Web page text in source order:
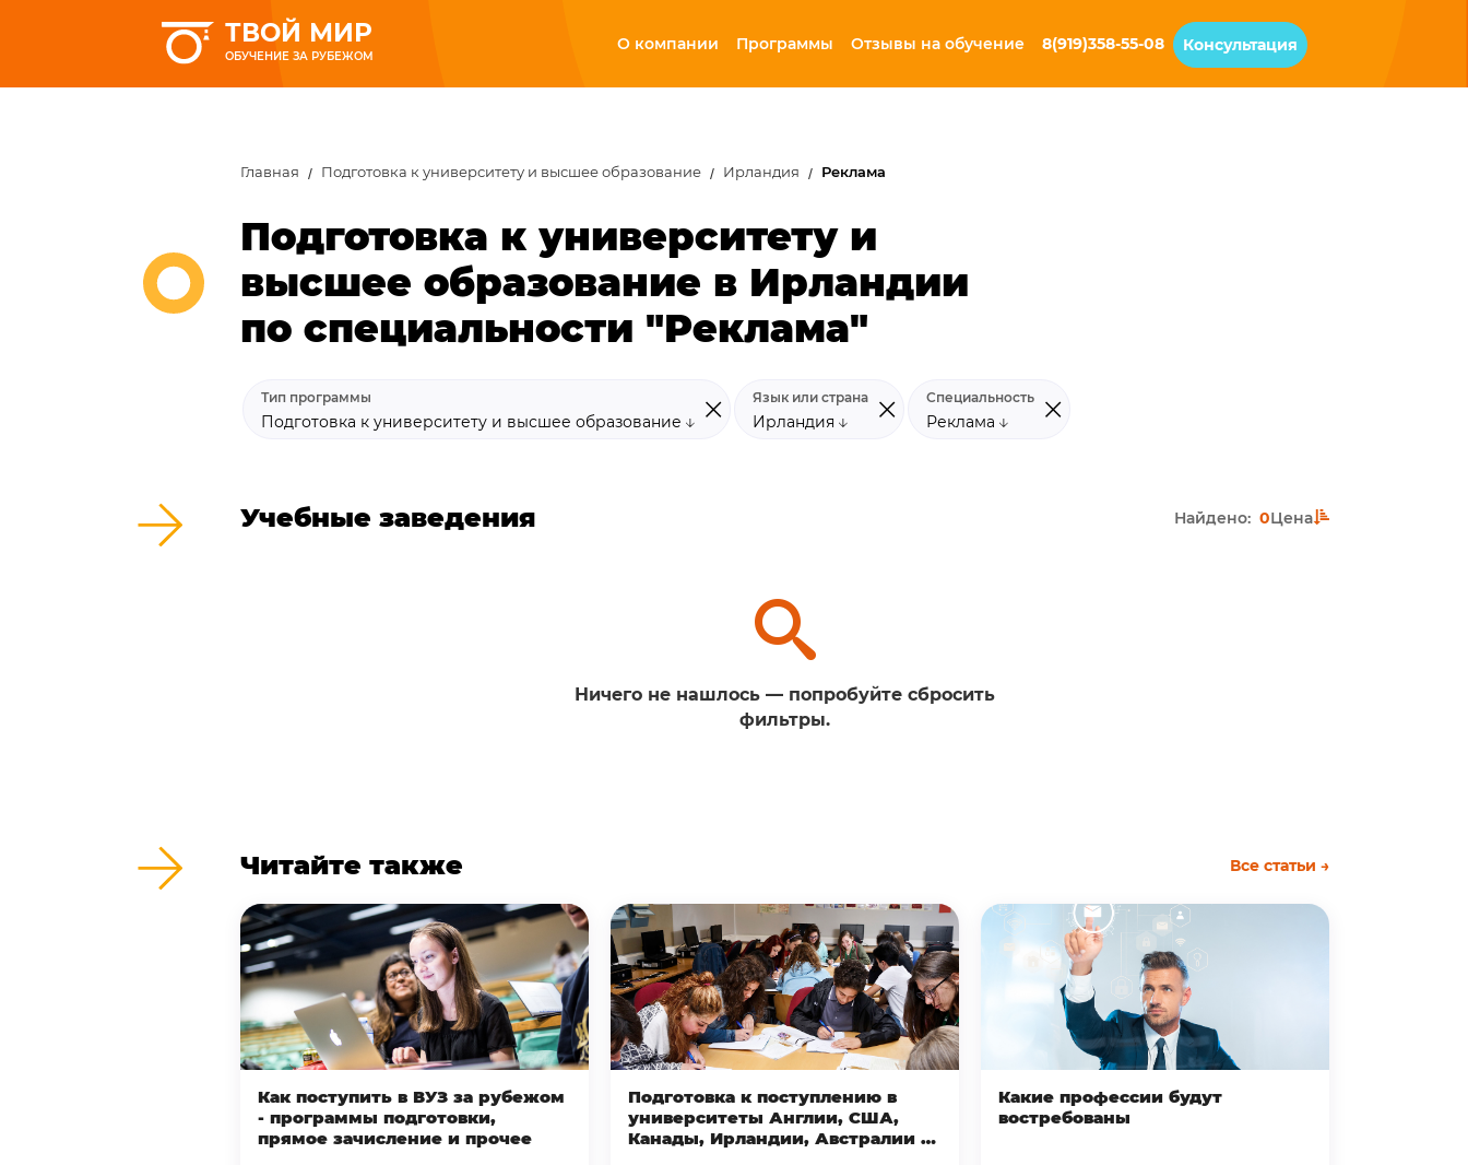
ТВОЙ МИР
ОБУЧЕНИЕ ЗА РУБЕЖОМ
О компании Программы Отзывы на обучение 8(919)358-55-08 Консультация
Главная Подготовка к университету и высшее образование Ирландия Реклама
Подготовка к университету и
высшее образование в Ирландии
по специальности "Реклама"
Тип программы
Подготовка к университету и высшее образование
Язык или страна
Ирландия
Специальность
Реклама
Учебные заведения Найдено: 0Цена
Ничего не нашлось — попробуйте сбросить
фильтры.
Читайте также Все статьи →
Как поступить в ВУЗ за рубежом
- программы подготовки,
прямое зачисление и прочее
Подготовка к поступлению в
университеты Англии, США,
Канады, Ирландии, Австралии и
Какие профессии будут
востребованы